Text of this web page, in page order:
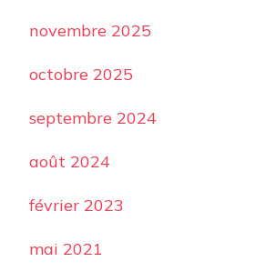
novembre 2025
octobre 2025
septembre 2024
août 2024
février 2023
mai 2021